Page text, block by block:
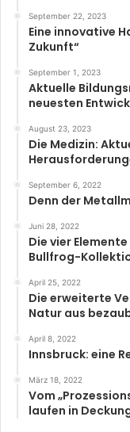
September 22, 2023
Eine innovative
Zukunft“
September 1, 2023
Aktuelle
neuesten
August 23, 2023
Die Medizin:
September 6, 2022
Denn der
Juni 28, 2022
Die vier
Bullfrog-
April 25, 2022
Die erweiterte
Natur aus
April 8, 2022
Innsbruck: eine
März 18, 2022
Vom
laufen in